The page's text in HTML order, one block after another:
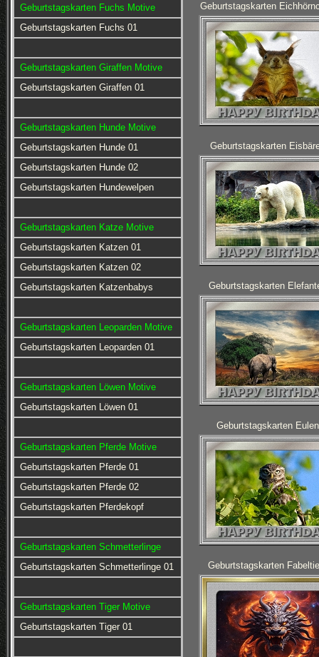
Geburtstagskarten Fuchs Motive
Geburtstagskarten Fuchs 01
Geburtstagskarten Giraffen Motive
Geburtstagskarten Giraffen 01
Geburtstagskarten Hunde Motive
Geburtstagskarten Hunde 01
Geburtstagskarten Hunde 02
Geburtstagskarten Hundewelpen
Geburtstagskarten Katze Motive
Geburtstagskarten Katzen 01
Geburtstagskarten Katzen 02
Geburtstagskarten Katzenbabys
Geburtstagskarten Leoparden Motive
Geburtstagskarten Leoparden 01
Geburtstagskarten Löwen Motive
Geburtstagskarten Löwen 01
Geburtstagskarten Pferde Motive
Geburtstagskarten Pferde 01
Geburtstagskarten Pferde 02
Geburtstagskarten Pferdekopf
Geburtstagskarten Schmetterlinge
Geburtstagskarten Schmetterlinge 01
Geburtstagskarten Tiger Motive
Geburtstagskarten Tiger 01
Geburtstagskarten
Geburtstagskarten
Geburtstagskarten
Geburtstagskarten
Geburtstagskarten